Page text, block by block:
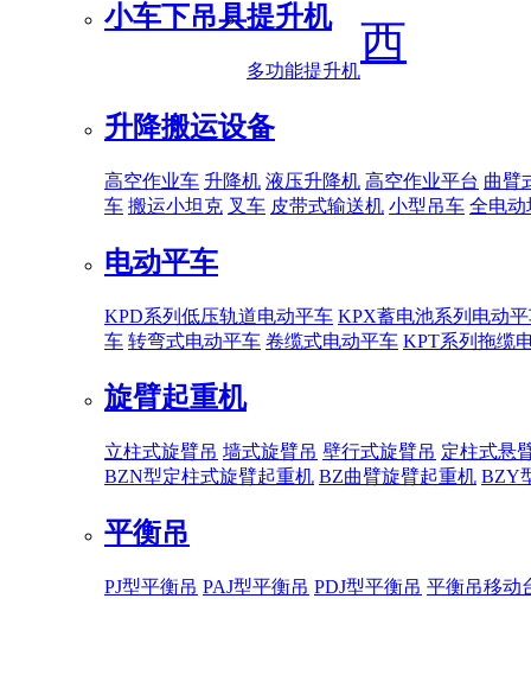
小车下吊具提升机
多功能提升机
升降搬运设备
高空作业车 升降机 液压升降机 高空作业平台 曲臂
车 搬运小坦克 叉车 皮带式输送机 小型吊车 全电动
电动平车
KPD系列低压轨道电动平车 KPX蓄电池系列电动
车 转弯式电动平车 卷缆式电动平车 KPT系列拖缆
旋臂起重机
立柱式旋臂吊 墙式旋臂吊 壁行式旋臂吊 定柱式悬
BZN型定柱式旋臂起重机 BZ曲臂旋臂起重机 BZY
平衡吊
PJ型平衡吊 PAJ型平衡吊 PDJ型平衡吊 平衡吊移动
西